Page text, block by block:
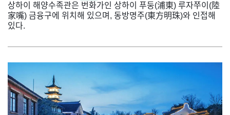
상하이 해양수족관은 번화가인 상하이 푸둥(浦東) 루자쭈이(陸
家嘴) 금융구에 위치해 있으며, 동방명주(東方明珠)와 인접해
있다.